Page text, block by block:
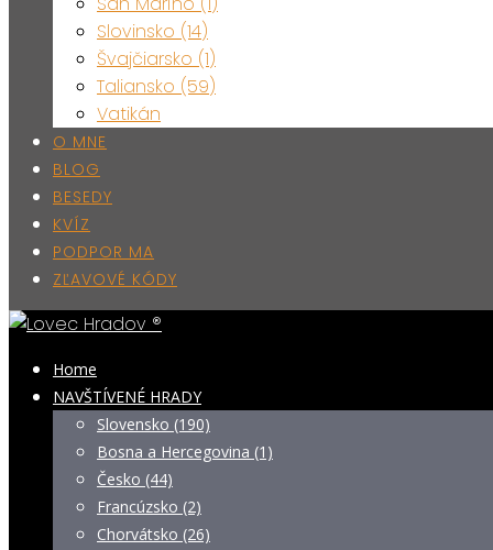
Slovinsko (14)
Švajčiarsko (1)
Taliansko (59)
Vatikán
O MNE
BLOG
BESEDY
KVÍZ
PODPOR MA
ZĽAVOVÉ KÓDY
Home
NAVŠTÍVENÉ HRADY
Slovensko (190)
Bosna a Hercegovina (1)
Česko (44)
Francúzsko (2)
Chorvátsko (26)